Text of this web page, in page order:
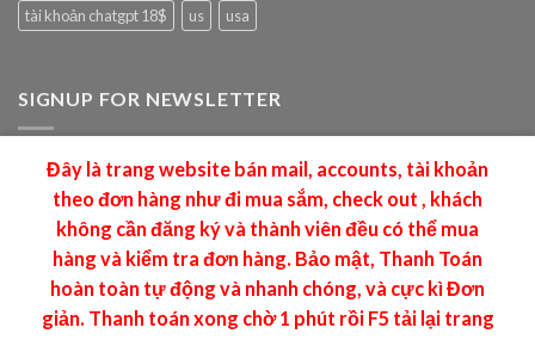
tài khoản chatgpt 18$
us usa
SIGNUP FOR NEWSLETTER
Làm Thuê MMO tạo Mail , Acounts
Mail: dangtuyenhuan@gmail.com
MAILMMO.COM Copyright 2026 © CREATED BY FB:DANG
Đây là trang website bán mail, accounts, tài khoản
theo đơn hàng như đi mua sắm, check out , khách
không cần đăng ký và thành viên đều có thể mua
hàng và kiểm tra đơn hàng. Bảo mật, Thanh Toán
hoàn toàn tự động và nhanh chóng, và cực kì Đơn
giản. Thanh toán xong chờ 1 phút rồi F5 tải lại trang